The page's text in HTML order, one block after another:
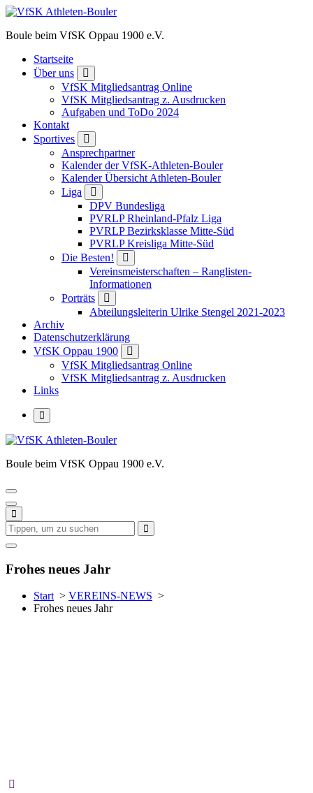
Zum
springen
Boule beim VfSK Oppau 1900 e.V.
Startseite
Über uns
VfSK Mitgliedsantrag Online
VfSK Mitgliedsantrag z. Ausdrucken
Aufgaben und ToDo 2024
Kontakt
Sportives
Ansprechpartner
Kalender der VfSK-Athleten-Bouler
Kalender Übersicht Athleten-Bouler
Liga
DPV Bundesliga
PVRLP Rheinland-Pfalz Liga
PVRLP Bezirksklasse Mitte-Süd
PVRLP Kreisliga Mitte-Süd
Die Besten!
Vereinsmeisterschaften – Ranglisten-
Informationen
Porträts
Abteilungsleiterin Ulrike Stengel 2021-2023
Archiv
Datenschutzerklärung
VfSK Oppau 1900
VfSK Mitgliedsantrag Online
VfSK Mitgliedsantrag z. Ausdrucken
Links
Boule beim VfSK Oppau 1900 e.V.
Frohes neues Jahr
Start> VEREINS-NEWS >
Frohes neues Jahr